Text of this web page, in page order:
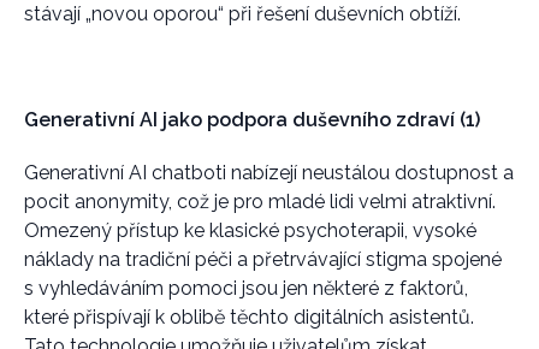
stávají „novou oporou“ při řešení duševních obtíží.
Generativní AI jako podpora duševního zdraví (1)
Generativní AI chatboti nabízejí neustálou dostupnost a
pocit anonymity, což je pro mladé lidi velmi atraktivní.
Omezený přístup ke klasické psychoterapii, vysoké
náklady na tradiční péči a přetrvávající stigma spojené
s vyhledáváním pomoci jsou jen některé z faktorů,
které přispívají k oblibě těchto digitálních asistentů.